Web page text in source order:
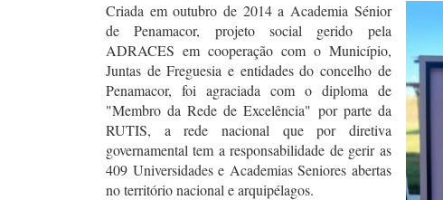
Criada em outubro de 2014 a Academia Sénior
de Penamacor, projeto social gerido pela
ADRACES em cooperação com o Município,
Juntas de Freguesia e entidades do concelho de
Penamacor, foi agraciada com o diploma de
"Membro da Rede de Excelência" por parte da
RUTIS, a rede nacional que por diretiva
governamental tem a responsabilidade de gerir as
409 Universidades e Academias Seniores abertas
no território nacional e arquipélagos.